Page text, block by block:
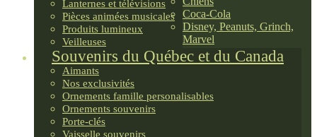
Lanternes et télévisions
Pièces animées musicales
Produits lumineux
Veilleuses
Souvenirs du Québec et du Canada
Aimants
Nos exclusivités
Ornements famille personalisables
Ornements souvenirs
Porte-clés
Vaisselle souvenirs
Coca-Cola
Disney, Peanuts, Grinch,
Marvel